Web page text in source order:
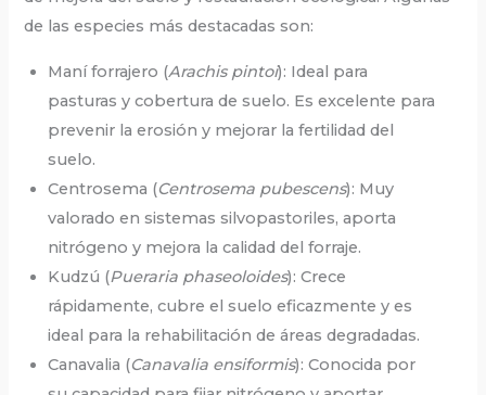
de las especies más destacadas son:
Maní forrajero (Arachis pintoi): Ideal para
pasturas y cobertura de suelo. Es excelente para
prevenir la erosión y mejorar la fertilidad del
suelo.
Centrosema (Centrosema pubescens): Muy
valorado en sistemas silvopastoriles, aporta
nitrógeno y mejora la calidad del forraje.
Kudzú (Pueraria phaseoloides): Crece
rápidamente, cubre el suelo eficazmente y es
ideal para la rehabilitación de áreas degradadas.
Canavalia (Canavalia ensiformis): Conocida por